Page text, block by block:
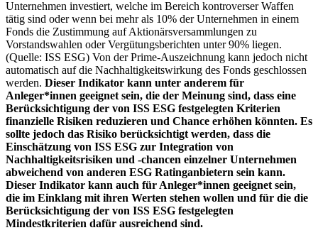
Unternehmen investiert, welche im Bereich kontroverser Waffen
tätig sind oder wenn bei mehr als 10% der Unternehmen in einem
Fonds die Zustimmung auf Aktionärsversammlungen zu
Vorstandswahlen oder Vergütungsberichten unter 90% liegen.
(Quelle: ISS ESG) Von der Prime-Auszeichnung kann jedoch nicht
automatisch auf die Nachhaltigkeitswirkung des Fonds geschlossen
werden. Dieser Indikator kann unter anderem für
Anleger*innen geeignet sein, die der Meinung sind, dass eine
Berücksichtigung der von ISS ESG festgelegten Kriterien
finanzielle Risiken reduzieren und Chance erhöhen könnten. Es
sollte jedoch das Risiko berücksichtigt werden, dass die
Einschätzung von ISS ESG zur Integration von
Nachhaltigkeitsrisiken und -chancen einzelner Unternehmen
abweichend von anderen ESG Ratinganbietern sein kann.
Dieser Indikator kann auch für Anleger*innen geeignet sein,
die im Einklang mit ihren Werten stehen wollen und für die die
Berücksichtigung der von ISS ESG festgelegten
Mindestkriterien dafür ausreichend sind.